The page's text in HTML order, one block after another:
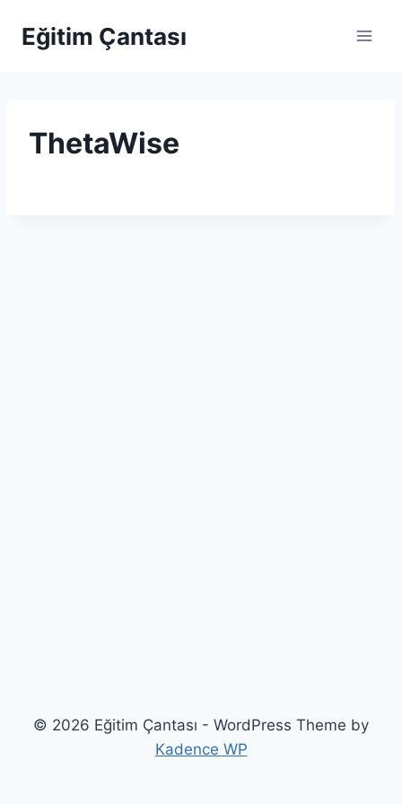
Eğitim Çantası
ThetaWise
© 2026 Eğitim Çantası - WordPress Theme by
Kadence WP